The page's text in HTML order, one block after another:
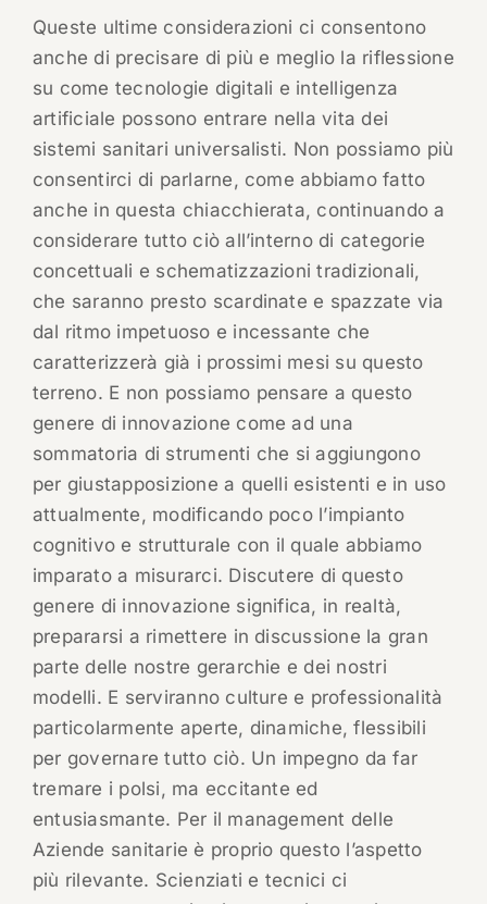
Queste ultime considerazioni ci consentono
anche di precisare di più e meglio la riflessione
su come tecnologie digitali e intelligenza
artificiale possono entrare nella vita dei
sistemi sanitari universalisti. Non possiamo più
consentirci di parlarne, come abbiamo fatto
anche in questa chiacchierata, continuando a
considerare tutto ciò all’interno di categorie
concettuali e schematizzazioni tradizionali,
che saranno presto scardinate e spazzate via
dal ritmo impetuoso e incessante che
caratterizzerà già i prossimi mesi su questo
terreno. E non possiamo pensare a questo
genere di innovazione come ad una
sommatoria di strumenti che si aggiungono
per giustapposizione a quelli esistenti e in uso
attualmente, modificando poco l’impianto
cognitivo e strutturale con il quale abbiamo
imparato a misurarci. Discutere di questo
genere di innovazione significa, in realtà,
prepararsi a rimettere in discussione la gran
parte delle nostre gerarchie e dei nostri
modelli. E serviranno culture e professionalità
particolarmente aperte, dinamiche, flessibili
per governare tutto ciò. Un impegno da far
tremare i polsi, ma eccitante ed
entusiasmante. Per il management delle
Aziende sanitarie è proprio questo l’aspetto
più rilevante. Scienziati e tecnici ci